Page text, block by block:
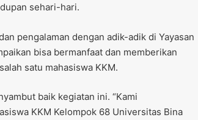
sehari-hari.
pengalaman dengan adik-adik di Yayasan
bisa bermanfaat dan memberikan
satu mahasiswa KKM.
baik kegiatan ini. “Kami
KKM Kelompok 68 Universitas Bina